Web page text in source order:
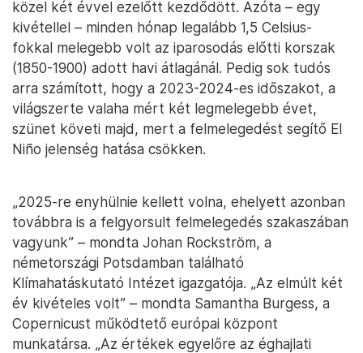
közel két évvel ezelőtt kezdődött. Azóta – egy
kivétellel – minden hónap legalább 1,5 Celsius-
fokkal melegebb volt az iparosodás előtti korszak
(1850-1900) adott havi átlagánál. Pedig sok tudós
arra számított, hogy a 2023-2024-es időszakot, a
világszerte valaha mért két legmelegebb évet,
szünet követi majd, mert a felmelegedést segítő El
Niño jelenség hatása csökken.
„2025-re enyhülnie kellett volna, ehelyett azonban
továbbra is a felgyorsult felmelegedés szakaszában
vagyunk” – mondta Johan Rockström, a
németországi Potsdamban található
Klímahatáskutató Intézet igazgatója. „Az elmúlt két
év kivételes volt” – mondta Samantha Burgess, a
Copernicust működtető európai központ
munkatársa. „Az értékek egyelőre az éghajlati